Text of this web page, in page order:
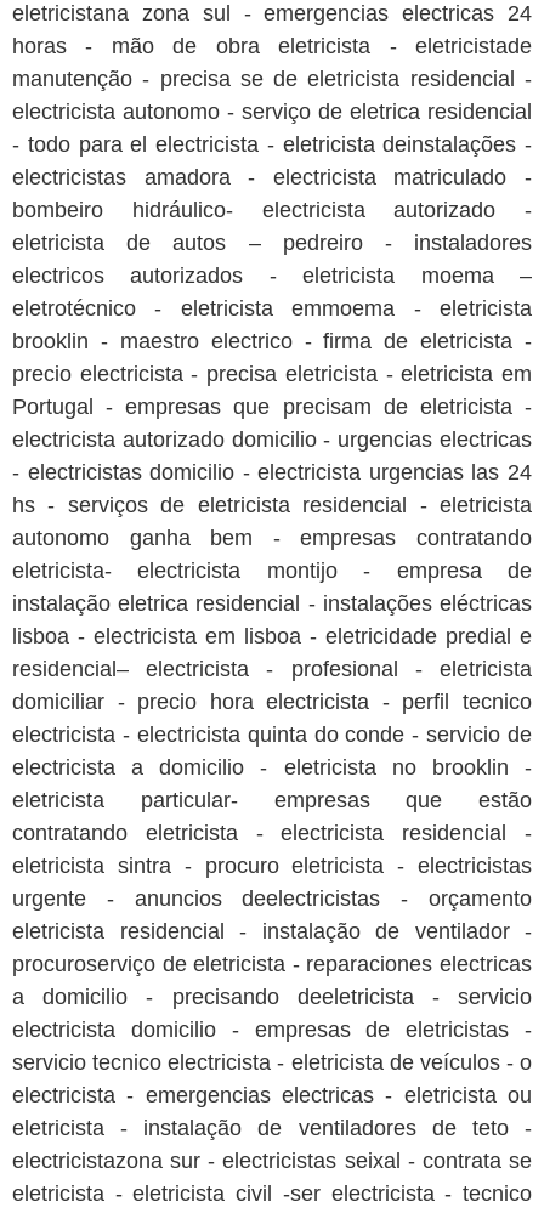
eletricistana zona sul - emergencias electricas 24
horas - mão de obra eletricista - eletricistade
manutenção - precisa se de eletricista residencial -
electricista autonomo - serviço de eletrica residencial
- todo para el electricista - eletricista deinstalações -
electricistas amadora - electricista matriculado -
bombeiro hidráulico- electricista autorizado -
eletricista de autos – pedreiro - instaladores
electricos autorizados - eletricista moema –
eletrotécnico - eletricista emmoema - eletricista
brooklin - maestro electrico - firma de eletricista -
precio electricista - precisa eletricista - eletricista em
Portugal - empresas que precisam de eletricista -
electricista autorizado domicilio - urgencias electricas
- electricistas domicilio - electricista urgencias las 24
hs - serviços de eletricista residencial - eletricista
autonomo ganha bem - empresas contratando
eletricista- electricista montijo - empresa de
instalação eletrica residencial - instalações eléctricas
lisboa - electricista em lisboa - eletricidade predial e
residencial– electricista - profesional - eletricista
domiciliar - precio hora electricista - perfil tecnico
electricista - electricista quinta do conde - servicio de
electricista a domicilio - eletricista no brooklin -
eletricista particular- empresas que estão
contratando eletricista - electricista residencial -
eletricista sintra - procuro eletricista - electricistas
urgente - anuncios deelectricistas - orçamento
eletricista residencial - instalação de ventilador -
procuroserviço de eletricista - reparaciones electricas
a domicilio - precisando deeletricista - servicio
electricista domicilio - empresas de eletricistas -
servicio tecnico electricista - eletricista de veículos - o
electricista - emergencias electricas - eletricista ou
eletricista - instalação de ventiladores de teto -
electricistazona sur - electricistas seixal - contrata se
eletricista - eletricista civil -ser electricista - tecnico